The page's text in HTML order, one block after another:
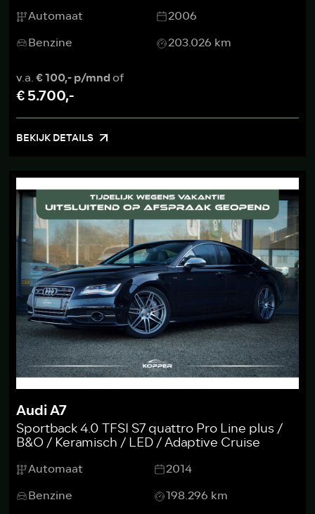
Automaat
2006
Benzine
203.026 km
v.a.€ 100,- p/mndof
€ 5.700,-
BEKIJK DETAILS
Audi A7
Sportback 4.0 TFSI S7 quattro Pro Line plus /
B&O / Keramisch / LED / Adaptive Cruise
Automaat
2014
Benzine
198.296 km